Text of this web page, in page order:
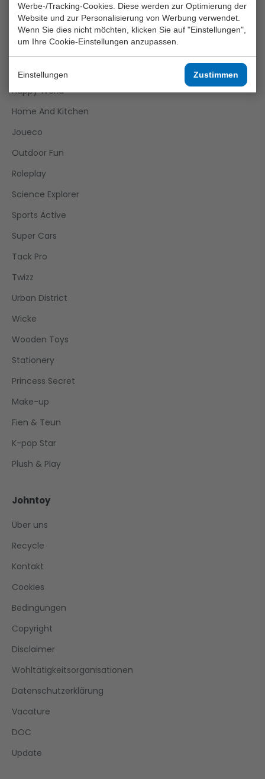
Werbe-/Tracking-Cookies. Diese werden zur Optimierung der
Website und zur Personalisierung von Werbung verwendet.
Wenn Sie dies nicht möchten, klicken Sie auf "Einstellungen",
um Ihre Cookie-Einstellungen anzupassen.
Einstellungen Zustimmen
Crea Kids
Funtoy
Girls
Happy World
Home And Kitchen
Joueco
Outdoor Fun
Roleplay
Science Explorer
Sports Active
Super Cars
Tack Pro
Twizz
Urban District
Wicke
Wooden Toys
Stationery
Princess Secret
Make-up
Fien & Teun
K-pop Star
Plush & Play
Johntoy
Über uns
Recycle
Kontakt
Cookies
Bedingungen
Copyright
Disclaimer
Wohltätigkeitsorganisationen
Datenschutzerklärung
Vacature
DOC
Update